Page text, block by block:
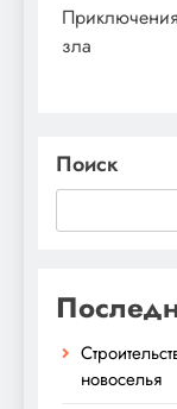
зла
Поиск
новоселья